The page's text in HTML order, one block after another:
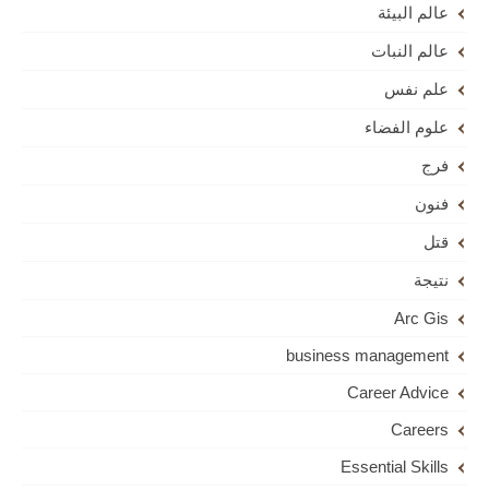
عالم البيئة
عالم النبات
علم نفس
علوم الفضاء
فرج
فنون
قتل
نتيجة
Arc Gis
business management
Career Advice
Careers
Essential Skills